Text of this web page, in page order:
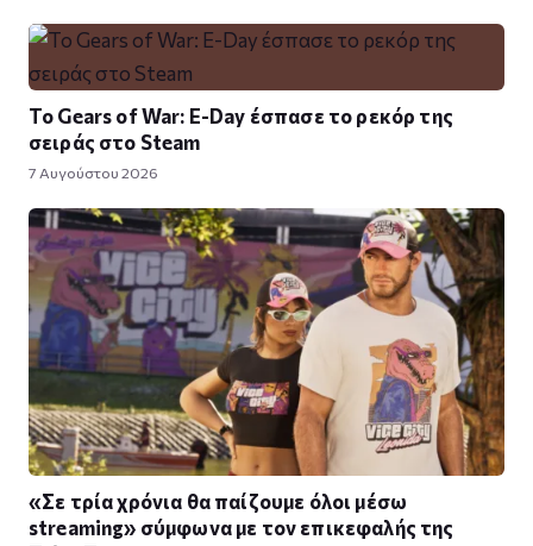
Το Gears of War: E-Day έσπασε το ρεκόρ της
σειράς στο Steam
7 Αυγούστου 2026
«Σε τρία χρόνια θα παίζουμε όλοι μέσω
streaming» σύμφωνα με τον επικεφαλής της